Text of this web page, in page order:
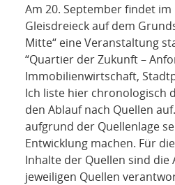
Am 20. September findet im
Gleisdreieck auf dem
Mitte“ eine Veranstaltung
“Quartier der Zukunft –
Immobilienwirtschaft,
Ich liste hier chronologisch
den Ablauf nach Quellen
aufgrund der Quellenlage
Entwicklung machen. Für
Inhalte der Quellen sind die
jeweiligen Quellen